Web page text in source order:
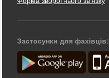
Застосунки для фахівців: